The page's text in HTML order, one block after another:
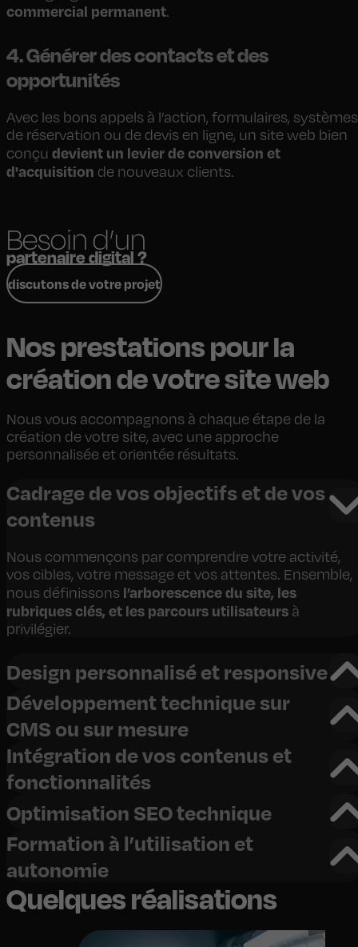
commercial permanent.
4. Générer des contacts et des
opportunités
Avec les bons appels à l’action, formulaires, systèmes
de réservation ou de devis en ligne, un site web bien
conçu devient un levier de conversion et
d'acquisition de nouveaux clients.
Besoin d’un
partenaire digital ?
discutons de votre projet
Nos prestations pour la
création de votre site web
Nous vous accompagnons à chaque étape de la
création de votre site, avec une approche
personnalisée et orientée résultats.
Cadrage de vos objectifs et de vos
contenus
Nous commençons par comprendre votre activité,
vos cibles, votre message et vos attentes. Ensemble,
nous définissons l’arborescence du site, les
rubriques clés, et les parcours utilisateurs à
privilégier.
Design personnalisé et responsive
Développement technique sur
CMS ou sur mesure
Intégration de vos contenus et
fonctionnalités
Optimisation SEO technique
Formation à l’utilisation et
autonomie
Quelques réalisations